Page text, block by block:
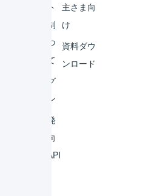
ート
体制
につ
いて
ログ
イン
開発
者向
けAPI
主さま向
け
資料ダウ
ンロード